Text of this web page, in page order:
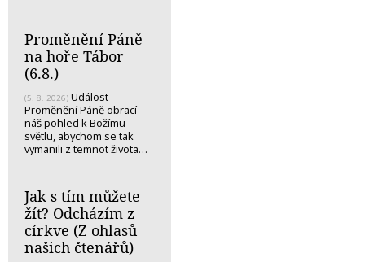
Proměnění Páně
na hoře Tábor
(6.8.)
(5. 8. 2026) Událost
Proměnění Páně obrací
náš pohled k Božímu
světlu, abychom se tak
vymanili z temnot života…
Jak s tím můžete
žít? Odcházím z
církve (Z ohlasů
našich čtenářů)